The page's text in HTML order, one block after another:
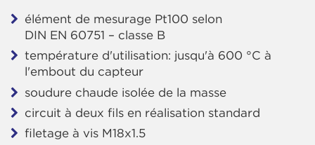
élément de mesurage Pt100 selon
DIN EN 60751 – classe B
température d'utilisation: jusqu'à 600 °C à
l'embout du capteur
soudure chaude isolée de la masse
circuit à deux fils en réalisation standard
filetage à vis M18x1.5